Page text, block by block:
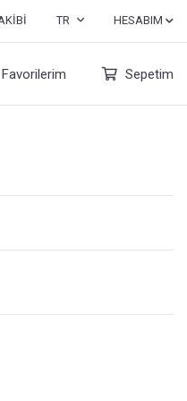
TR HESABIM
Favorilerim Sepetim